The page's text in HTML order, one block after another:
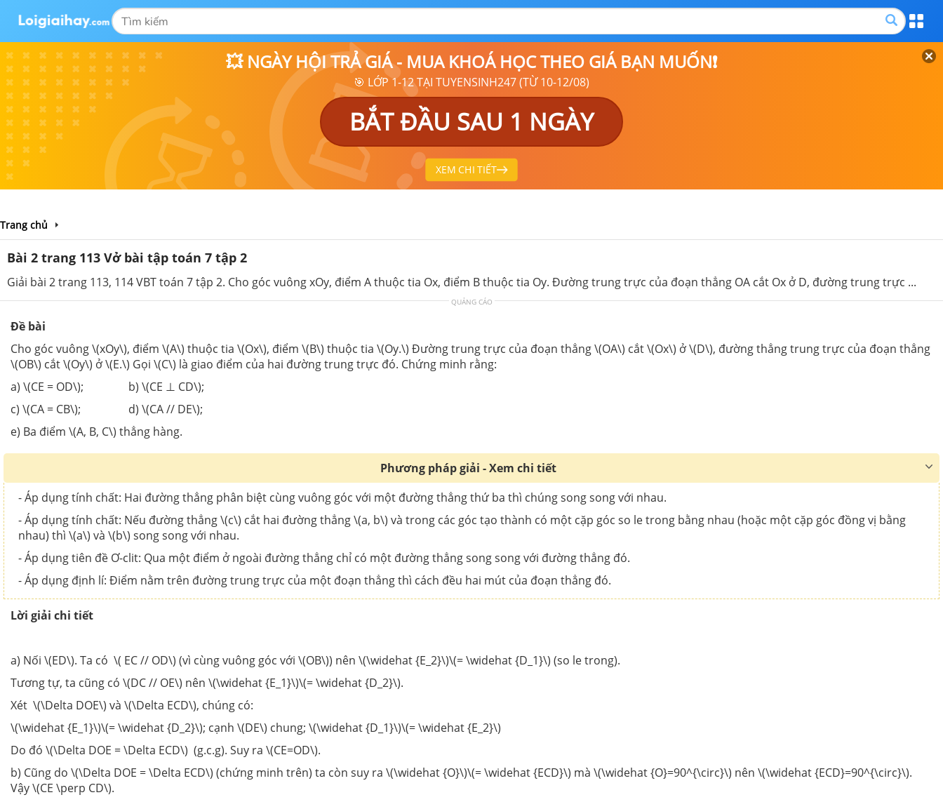
💥 NGÀY HỘI TRẢ GIÁ - MUA KHOÁ HỌC THEO GIÁ BẠN MUỐN❗
🎯 LỚP 1-12 TẠI TUYENSINH247 (TỪ 10-12/08)
BẮT ĐẦU SAU 1 NGÀY
XEM CHI TIẾT
Trang chủ
Bài 2 trang 113 Vở bài tập toán 7 tập 2
Giải bài 2 trang 113, 114 VBT toán 7 tập 2. Cho góc vuông xOy, điểm A thuộc tia Ox, điểm B thuộc tia Oy. Đường trung trực của đoạn thẳng OA cắt Ox ở D, đường trung trực ...
QUẢNG CÁO
Đề bài
Cho góc vuông \(xOy\), điểm \(A\) thuộc tia \(Ox\), điểm \(B\) thuộc tia \(Oy.\) Đường trung trực của đoạn thẳng \(OA\) cắt \(Ox\) ở \(D\), đường thẳng trung trực của đoạn thẳng
\(OB\) cắt \(Oy\) ở \(E.\) Gọi \(C\) là giao điểm của hai đường trung trực đó. Chứng minh rằng:
a) \(CE = OD\); b) \(CE ⊥ CD\);
c) \(CA = CB\); d) \(CA // DE\);
e) Ba điểm \(A, B, C\) thẳng hàng.
Phương pháp giải - Xem chi tiết
- Áp dụng tính chất: Hai đường thẳng phân biệt cùng vuông góc với một đường thẳng thứ ba thì chúng song song với nhau.
- Áp dụng tính chất: Nếu đường thẳng \(c\) cắt hai đường thẳng \(a, b\) và trong các góc tạo thành có một cặp góc so le trong bằng nhau (hoặc một cặp góc đồng vị bằng
nhau) thì \(a\) và \(b\) song song với nhau.
- Áp dụng tiên đề Ơ-clit: Qua một điểm ở ngoài đường thẳng chỉ có một đường thẳng song song với đường thẳng đó.
- Áp dụng định lí: Điểm nằm trên đường trung trực của một đoạn thẳng thì cách đều hai mút của đoạn thẳng đó.
Lời giải chi tiết
a) Nối \(ED\). Ta có \( EC // OD\) (vì cùng vuông góc với \(OB\)) nên \(\widehat {E_2}\)\(= \widehat {D_1}\) (so le trong).
Tương tự, ta cũng có \(DC // OE\) nên \(\widehat {E_1}\)\(= \widehat {D_2}\).
Xét \(\Delta DOE\) và \(\Delta ECD\), chúng có:
\(\widehat {E_1}\)\(= \widehat {D_2}\); cạnh \(DE\) chung; \(\widehat {D_1}\)\(= \widehat {E_2}\)
Do đó \(\Delta DOE = \Delta ECD\) (g.c.g). Suy ra \(CE=OD\).
b) Cũng do \(\Delta DOE = \Delta ECD\) (chứng minh trên) ta còn suy ra \(\widehat {O}\)\(= \widehat {ECD}\) mà \(\widehat {O}=90^{\circ}\) nên \(\widehat {ECD}=90^{\circ}\).
Vậy \(CE \perp CD\).